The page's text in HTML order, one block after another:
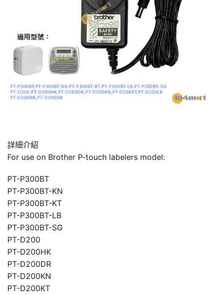
詳細介紹
For use on Brother P-touch labelers model:
PT-P300BT
PT-P300BT-KN
PT-P300BT-KT
PT-P300BT-LB
PT-P300BT-SG
PT-D200
PT-D200HK
PT-D200DR
PT-D200KN
PT-D200KT